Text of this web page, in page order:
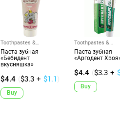
Toothpastes &
Mouthwash
Паста зубная
«Бебидент
вкусняшка»
$4.4 ($3.3 + $1.1 )
Buy
Toothpastes &
Mouthwash
Паста зубная
«Аргодент
$4.4 ($3.3 +
Buy